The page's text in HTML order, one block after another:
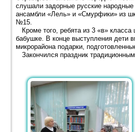
слушали задорные русские
ансамбли «Лель» и «Смурфики» из
№15.
Кроме того, ребята из 3 «в»
бабушке. В конце выступления
микрорайона подарки,
Закончился праздник